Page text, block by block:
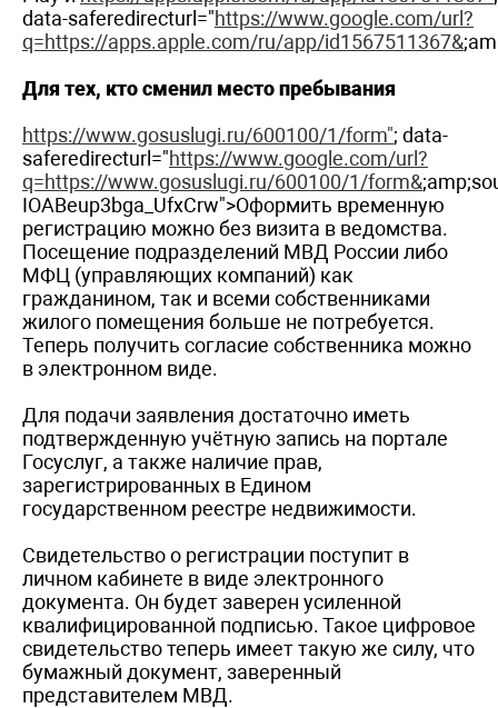
data-saferedirecturl="https://www.google.com/url?
q=https://apps.apple.com/ru/app/id1567511367&
Для тех, кто сменил место пребывания
https://www.gosuslugi.ru/600100/1/form"; data-
saferedirecturl="https://www.google.com/url?
q=https://www.gosuslugi.ru/600100/1/form&
IOABeup3bga_UfxCrw">Оформить временную
регистрацию можно без визита в ведомства.
Посещение подразделений МВД России либо
МФЦ (управляющих компаний) как
гражданином, так и всеми собственниками
жилого помещения больше не потребуется.
Теперь получить согласие собственника можно
в электронном виде.
Для подачи заявления достаточно иметь
подтвержденную учётную запись на портале
Госуслуг, а также наличие прав,
зарегистрированных в Едином
государственном реестре недвижимости.
Свидетельство о регистрации поступит в
личном кабинете в виде электронного
документа. Он будет заверен усиленной
квалифицированной подписью. Такое цифровое
свидетельство теперь имеет такую же силу, что
бумажный документ, заверенный
представителем МВД.